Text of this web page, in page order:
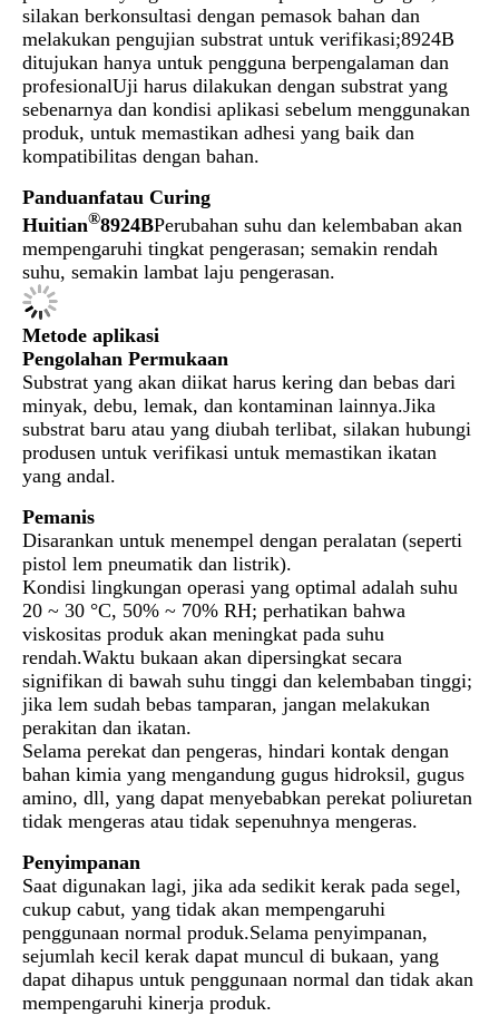
silakan berkonsultasi dengan pemasok bahan dan
melakukan pengujian substrat untuk verifikasi;8924B
ditujukan hanya untuk pengguna berpengalaman dan
profesionalUji harus dilakukan dengan substrat yang
sebenarnya dan kondisi aplikasi sebelum menggunakan
produk, untuk memastikan adhesi yang baik dan
kompatibilitas dengan bahan.
Panduanfatau Curing
Huitian®8924BPerubahan suhu dan kelembaban akan
mempengaruhi tingkat pengerasan; semakin rendah
suhu, semakin lambat laju pengerasan.
Metode aplikasi
Pengolahan Permukaan
Substrat yang akan diikat harus kering dan bebas dari
minyak, debu, lemak, dan kontaminan lainnya.Jika
substrat baru atau yang diubah terlibat, silakan hubungi
produsen untuk verifikasi untuk memastikan ikatan
yang andal.
Pemanis
Disarankan untuk menempel dengan peralatan (seperti
pistol lem pneumatik dan listrik).
Kondisi lingkungan operasi yang optimal adalah suhu
20 ~ 30 °C, 50% ~ 70% RH; perhatikan bahwa
viskositas produk akan meningkat pada suhu
rendah.Waktu bukaan akan dipersingkat secara
signifikan di bawah suhu tinggi dan kelembaban tinggi;
jika lem sudah bebas tamparan, jangan melakukan
perakitan dan ikatan.
Selama perekat dan pengeras, hindari kontak dengan
bahan kimia yang mengandung gugus hidroksil, gugus
amino, dll, yang dapat menyebabkan perekat poliuretan
tidak mengeras atau tidak sepenuhnya mengeras.
Penyimpanan
Saat digunakan lagi, jika ada sedikit kerak pada segel,
cukup cabut, yang tidak akan mempengaruhi
penggunaan normal produk.Selama penyimpanan,
sejumlah kecil kerak dapat muncul di bukaan, yang
dapat dihapus untuk penggunaan normal dan tidak akan
mempengaruhi kinerja produk.